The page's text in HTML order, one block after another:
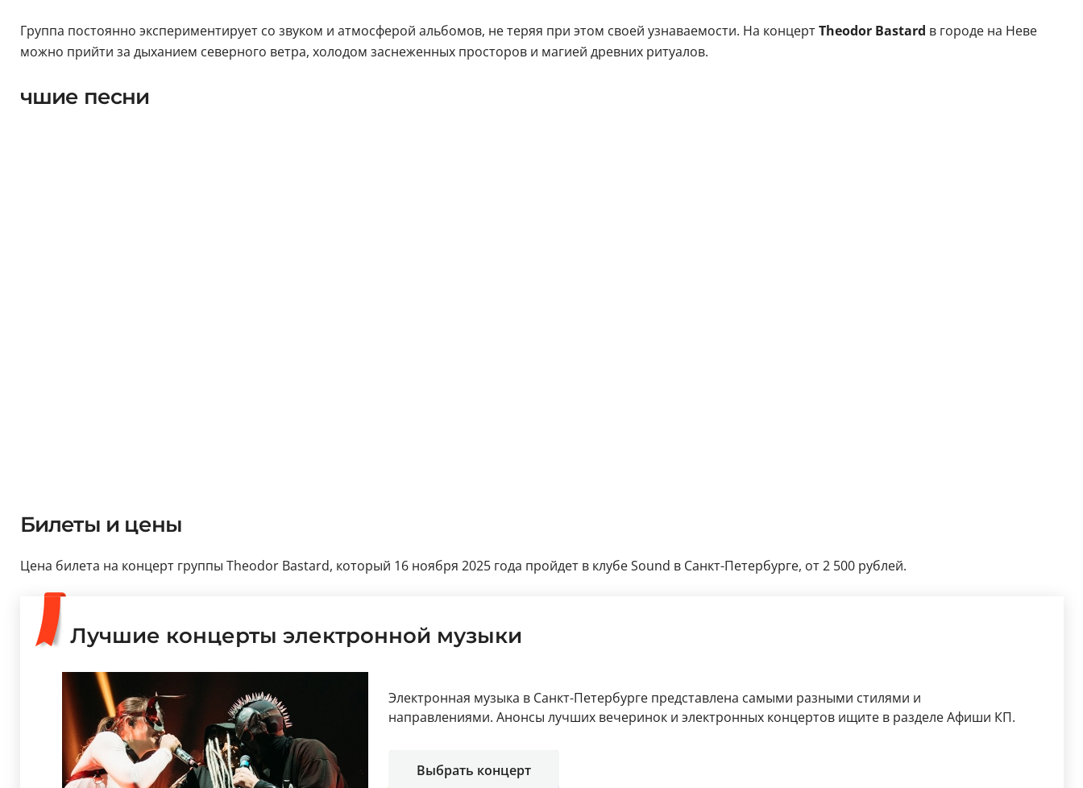
Группа постоянно экспериментирует со звуком и атмосферой альбомов, не теряя при этом своей узнаваемости. На концертTheodor Bastard в городе на Неве
можно прийти за дыханием северного ветра, холодом заснеженных просторов и магией древних ритуалов.
чшие песни
Билеты и цены
Цена билета на концерт группы Theodor Bastard, который 16 ноября 2025 года пройдет в клубе Sound в Санкт-Петербурге, от 2 500 рублей.
Лучшие концерты электронной музыки
Электронная музыка в Санкт-Петербурге представлена самыми разными стилями и
направлениями. Анонсы лучших вечеринок и электронных концертов ищите в разделе Афиши КП.
Выбрать концерт